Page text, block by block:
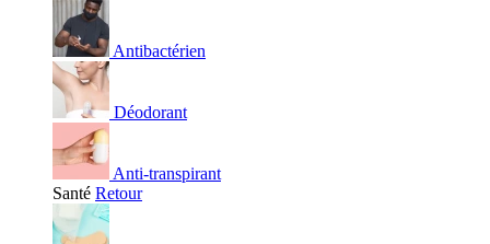
Antibactérien
Déodorant
Anti-transpirant
Santé Retour